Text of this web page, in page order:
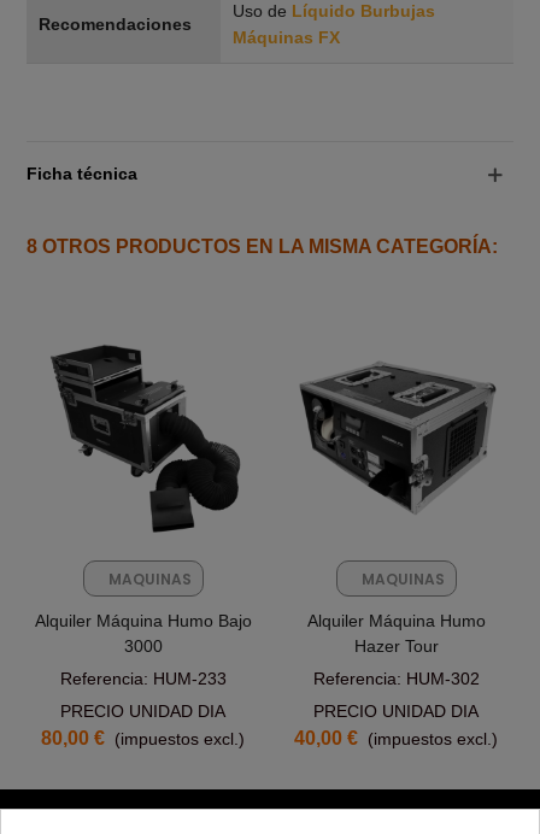
Recomendaciones
Uso de Líquido Burbujas
Máquinas FX
Ficha técnica
8 OTROS PRODUCTOS EN LA MISMA CATEGORÍA:
MAQUINAS
FX
Alquiler Máquina Humo Bajo
3000
Referencia: HUM-233
PRECIO UNIDAD DIA
80,00 € (impuestos excl.)
MAQUINAS
FX
Alquiler Máquina Humo
Hazer Tour
Referencia: HUM-302
PRECIO UNIDAD DIA
40,00 € (impuestos excl.)